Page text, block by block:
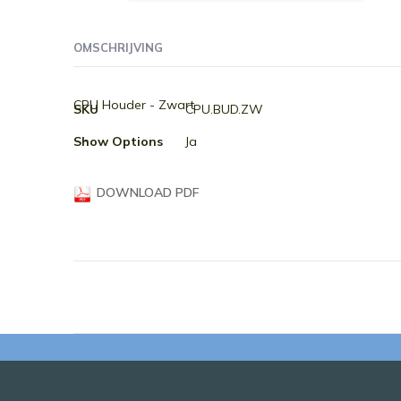
het
van
de
afbeeldingen-
OMSCHRIJVING
CPU Houder - Zwart
Meer
SKU
CPU.BUD.ZW
Show Options
Ja
DOWNLOAD PDF